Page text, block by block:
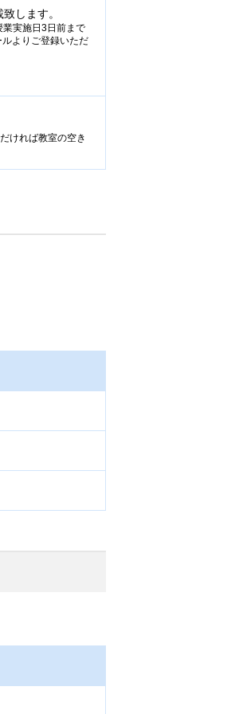
します。
実施日3日前まで
よりご登録いただ
ければ教室の空き